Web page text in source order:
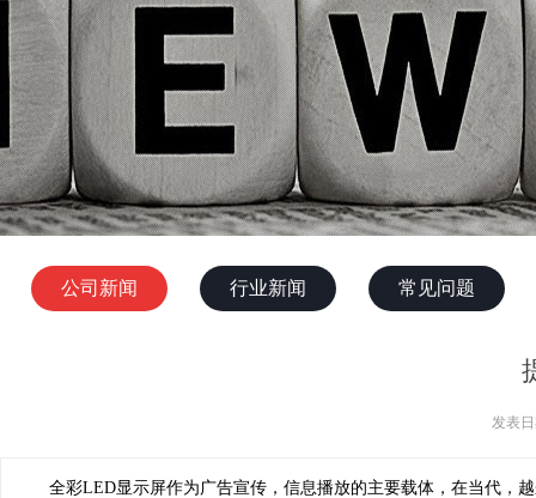
公司新闻 行业新闻 常见问题
发表
全彩LED显示屏作为广告宣传，信息播放的主要载体，在当代，